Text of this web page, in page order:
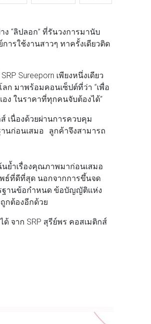
“ลิปลอก” ที่รันวงการมานับ
รใช้งานสาวๆ ทาครั้งเดียวติด
Sureeporn เพียงหนึ่งเดียว
ก มาพร้อมคอนเซ็ปต์ที่ว่า “เพื่อ
ง ในราคาที่ทุกคนจับต้องได้”
เนื่องด้วยผ่านการควบคุม
นก่อนเสมอ ลูกค้าจึงสามารถ
ย้ำเรื่องคุณภาพมาก่อนเสมอ
ธ์ที่ดีที่สุด นอกจากการขึ้นจด
ฐานข้อกำหนด ข้อบัญญัติแห่ง
กต้องอีกด้วย
จาก SRP สุรีย์พร คอสเมติกส์